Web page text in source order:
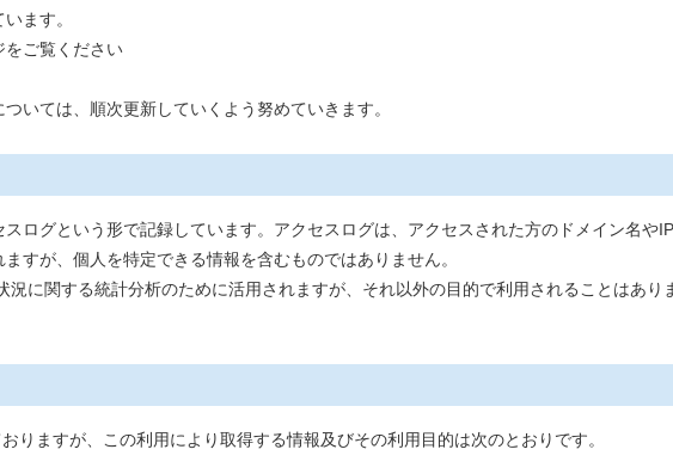
ます。
をご覧ください
いては、順次更新していくよう努めていきます。
ログという形で記録しています。アクセスログは、アクセスされた方のドメイン名や
すが、個人を特定できる情報を含むものではありません。
に関する統計分析のために活用されますが、それ以外の目的で利用されることはあり
ますが、この利用により取得する情報及びその利用目的は次のとおりです。